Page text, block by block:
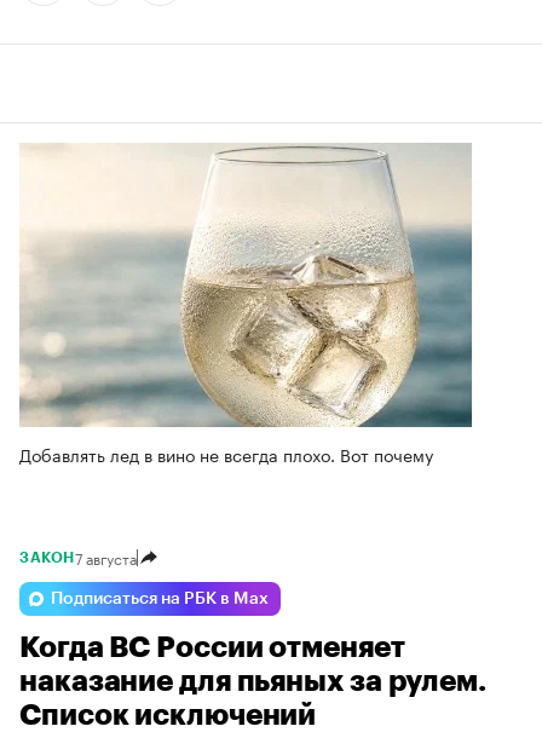
Добавлять лед в вино не всегда плохо. Вот почему
ЗАКОН 7 августа
Подписаться на РБК в Max
Когда ВС России отменяет
наказание для пьяных за рулем.
Список исключений